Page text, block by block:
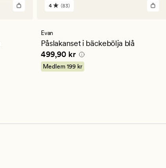
83
ett
genomsnittligt
betyg
på
4
4 (83)
Evan
Påslakanset i bäckebölja blå
Pris 499,90 kr
499,90 kr
Medlem 199 kr